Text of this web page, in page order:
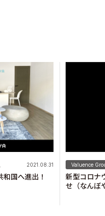
2021.08.31
国へ進出！
Valuence
新型コロナ
せ（なんぼ